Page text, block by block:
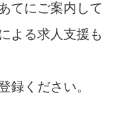
てにご案内して
よる求人支援も
録ください。